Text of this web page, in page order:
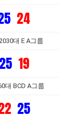
24
대 E A그룹
25 19
대 BCD A그룹
25